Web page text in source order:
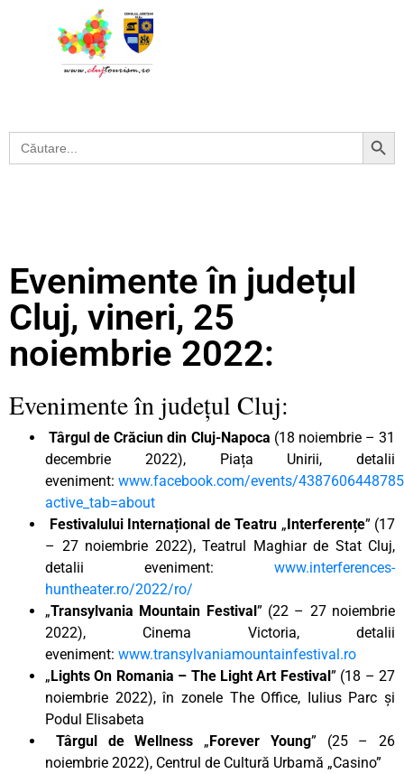
Search
for:
Search Button
Evenimente în județul
Cluj, vineri, 25
noiembrie 2022:
Evenimente în județul Cluj:
Târgul de Crăciun din Cluj-Napoca (18 noiembrie – 31
decembrie 2022), Piața Unirii, detalii
eveniment: www.facebook.com/events/
active_tab=about
Festivalului Internațional de Teatru „Interferențe” (17
– 27 noiembrie 2022), Teatrul Maghiar de Stat Cluj,
detalii eveniment: www.interferences-
huntheater.ro/2022/ro/
„Transylvania Mountain Festival” (22 – 27 noiembrie
2022), Cinema Victoria, detalii
eveniment: www.transylvaniamountainfestival.ro
„Lights On Romania – The Light Art Festival” (18 – 27
noiembrie 2022), în zonele The Office, Iulius Parc și
Podul Elisabeta
Târgul de Wellness „Forever Young” (25 – 26
noiembrie 2022), Centrul de Cultură Urbamă „Casino”